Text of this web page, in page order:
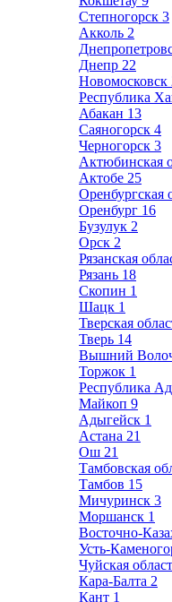
Степногорск 3
Акколь 2
Днепр 22
Новомосковск
Республика
Абакан 13
Саяногорск 4
Черногорск 3
Актюбинская
Актобе 25
Оренбургская
Оренбург 16
Бузулук 2
Орск 2
Рязанская
Рязань 18
Скопин 1
Шацк 1
Тверская
Тверь 14
Вышний
Торжок 1
Республика
Майкоп 9
Адыгейск 1
Астана 21
Ош 21
Тамбовская
Тамбов 15
Мичуринск 3
Моршанск 1
Восточно-
Усть-
Чуйская
Кара-Балта 2
Кант 1